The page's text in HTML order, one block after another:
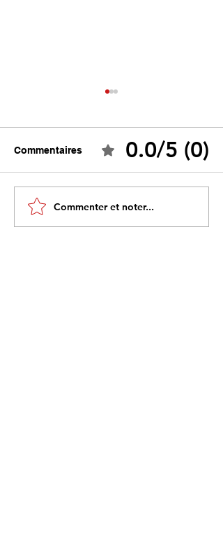
Ceuta : Algérie–Maroc,
la bataille des récits
Commentaires 0.0/5 (0)
Commenter et noter...